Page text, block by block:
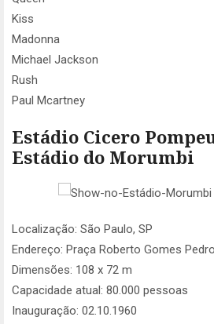
Kiss
Madonna
Michael Jackson
Rush
Paul Mcartney
Estádio Cicero
Estádio do Morumbi
Localização: São Paulo, SP
Endereço: Praça Roberto Gomes
Dimensões: 108 x 72 m
Capacidade atual: 80.000 pessoas
Inauguração: 02.10.1960